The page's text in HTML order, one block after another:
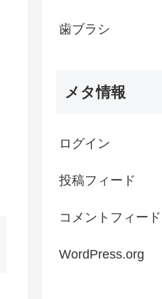
歯ブラシ
メタ情報
ログイン
投稿フィード
コメントフィード
WordPress.org